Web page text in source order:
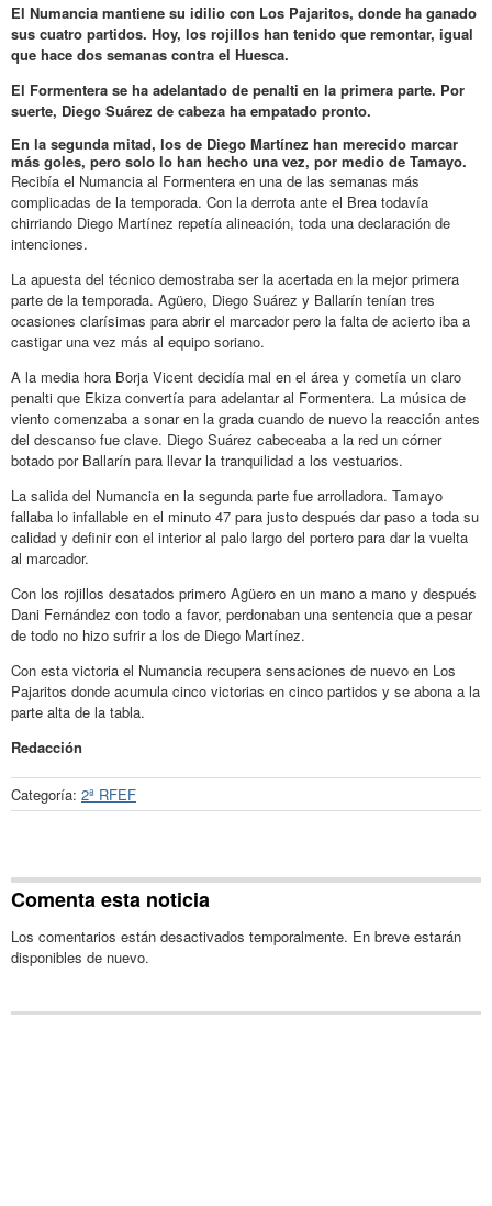
El Numancia mantiene su idilio con Los Pajaritos, donde ha ganado
sus cuatro partidos. Hoy, los rojillos han tenido que remontar, igual
que hace dos semanas contra el Huesca.
El Formentera se ha adelantado de penalti en la primera parte. Por
suerte, Diego Suárez de cabeza ha empatado pronto.
En la segunda mitad, los de Diego Martínez han merecido marcar
más goles, pero solo lo han hecho una vez, por medio de Tamayo.
Recibía el Numancia al Formentera en una de las semanas más
complicadas de la temporada. Con la derrota ante el Brea todavía
chirriando Diego Martínez repetía alineación, toda una declaración de
intenciones.
La apuesta del técnico demostraba ser la acertada en la mejor primera
parte de la temporada. Agüero, Diego Suárez y Ballarín tenían tres
ocasiones clarísimas para abrir el marcador pero la falta de acierto iba a
castigar una vez más al equipo soriano.
A la media hora Borja Vicent decidía mal en el área y cometía un claro
penalti que Ekiza convertía para adelantar al Formentera. La música de
viento comenzaba a sonar en la grada cuando de nuevo la reacción antes
del descanso fue clave. Diego Suárez cabeceaba a la red un córner
botado por Ballarín para llevar la tranquilidad a los vestuarios.
La salida del Numancia en la segunda parte fue arrolladora. Tamayo
fallaba lo infallable en el minuto 47 para justo después dar paso a toda su
calidad y definir con el interior al palo largo del portero para dar la vuelta
al marcador.
Con los rojillos desatados primero Agüero en un mano a mano y después
Dani Fernández con todo a favor, perdonaban una sentencia que a pesar
de todo no hizo sufrir a los de Diego Martínez.
Con esta victoria el Numancia recupera sensaciones de nuevo en Los
Pajaritos donde acumula cinco victorias en cinco partidos y se abona a la
parte alta de la tabla.
Redacción
Categoría: 2ª RFEF
Comenta esta noticia
Los comentarios están desactivados temporalmente. En breve estarán
disponibles de nuevo.